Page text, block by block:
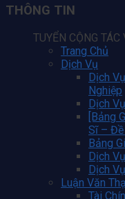
THÔNG TIN
TUYỂN CỘNG TÁC
Trang Chủ
Dịch Vụ
Dịch
Nghiệp
Dịch
[Bảng
Sĩ – Đề
Bảng
Dịch
Dịch
Luận Văn
Tài